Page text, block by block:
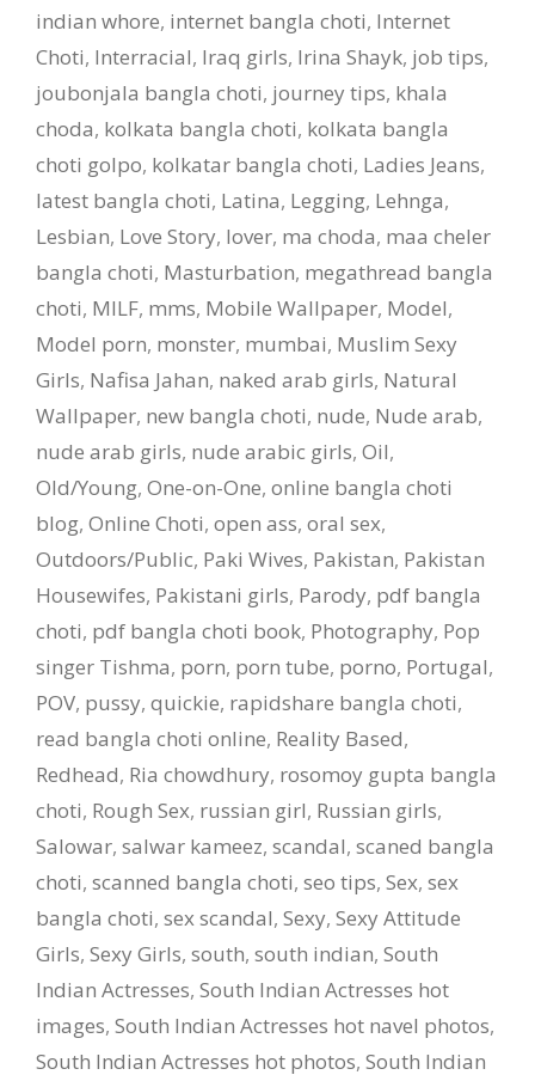
indian whore, internet bangla choti, Internet
Choti, Interracial, Iraq girls, Irina Shayk, job tips,
joubonjala bangla choti, journey tips, khala
choda, kolkata bangla choti, kolkata bangla
choti golpo, kolkatar bangla choti, Ladies Jeans,
latest bangla choti, Latina, Legging, Lehnga,
Lesbian, Love Story, lover, ma choda, maa cheler
bangla choti, Masturbation, megathread bangla
choti, MILF, mms, Mobile Wallpaper, Model,
Model porn, monster, mumbai, Muslim Sexy
Girls, Nafisa Jahan, naked arab girls, Natural
Wallpaper, new bangla choti, nude, Nude arab,
nude arab girls, nude arabic girls, Oil,
Old/Young, One-on-One, online bangla choti
blog, Online Choti, open ass, oral sex,
Outdoors/Public, Paki Wives, Pakistan, Pakistan
Housewifes, Pakistani girls, Parody, pdf bangla
choti, pdf bangla choti book, Photography, Pop
singer Tishma, porn, porn tube, porno, Portugal,
POV, pussy, quickie, rapidshare bangla choti,
read bangla choti online, Reality Based,
Redhead, Ria chowdhury, rosomoy gupta bangla
choti, Rough Sex, russian girl, Russian girls,
Salowar, salwar kameez, scandal, scaned bangla
choti, scanned bangla choti, seo tips, Sex, sex
bangla choti, sex scandal, Sexy, Sexy Attitude
Girls, Sexy Girls, south, south indian, South
Indian Actresses, South Indian Actresses hot
images, South Indian Actresses hot navel photos,
South Indian Actresses hot photos, South Indian